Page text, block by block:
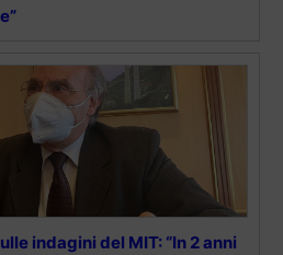
indagini del MIT: “In 2 anni